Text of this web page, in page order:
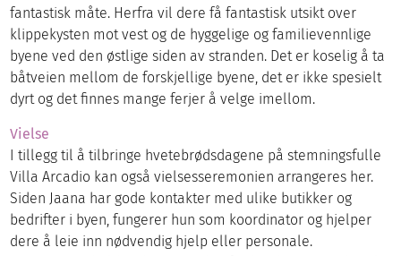
fantastisk måte. Herfra vil dere få fantastisk utsikt over
klippekysten mot vest og de hyggelige og familievennlige
byene ved den østlige siden av stranden. Det er koselig å ta
båtveien mellom de forskjellige byene, det er ikke spesielt
dyrt og det finnes mange ferjer å velge imellom.
Vielse
I tillegg til å tilbringe hvetebrødsdagene på stemningsfulle
Villa Arcadio kan også vielsesseremonien arrangeres her.
Siden Jaana har gode kontakter med ulike butikker og
bedrifter i byen, fungerer hun som koordinator og hjelper
dere å leie inn nødvendig hjelp eller personale.